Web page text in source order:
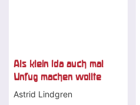
Als klein Ida auch mal
Unfug machen wollte
Astrid Lindgren